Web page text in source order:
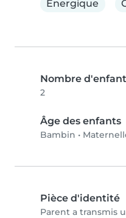
Énergique
Nombre
2
Âge des enfants
Bambin •
Pièce d'identité
Parent a transmis